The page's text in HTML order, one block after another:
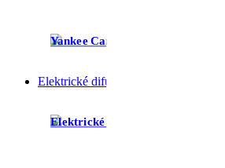
Yankee Candle
Elektrické difuzéry
Elektrické difuzéry